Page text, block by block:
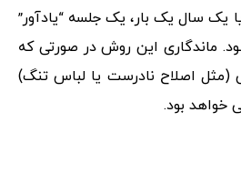
که هر ۶ ماه یا یک سال یک بار، یک جلسه “یادآور”
ماندگاری این روش در صورتی که
(مثل اصلاح نادرست یا لباس تنگ)
خواهد بود.